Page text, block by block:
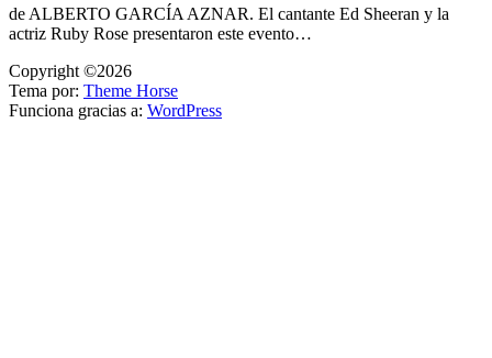
de ALBERTO GARCÍA AZNAR. El cantante Ed Sheeran y la
actriz Ruby Rose presentaron este evento…
Copyright ©2026
Tema por: Theme Horse
Funciona gracias a: WordPress